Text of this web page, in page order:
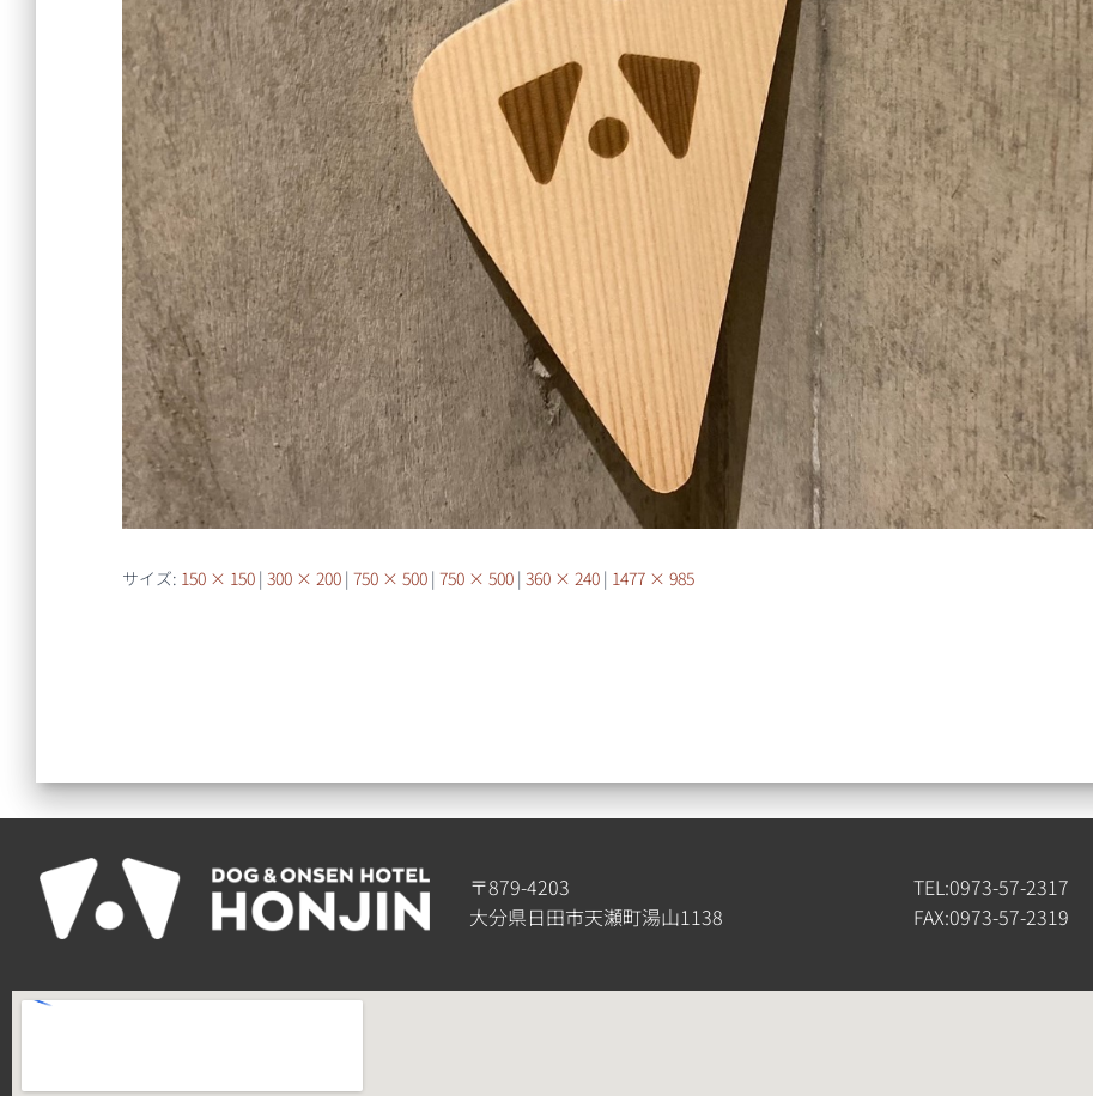
サイズ: 150 × 150 | 300 × 200 | 750 × 500 | 750 × 500 | 360 × 240 | 1477 × 985
〒879-4203
大分県日田市天瀬町湯山1138
TEL:0973-57-2317
FAX:0973-57-2319